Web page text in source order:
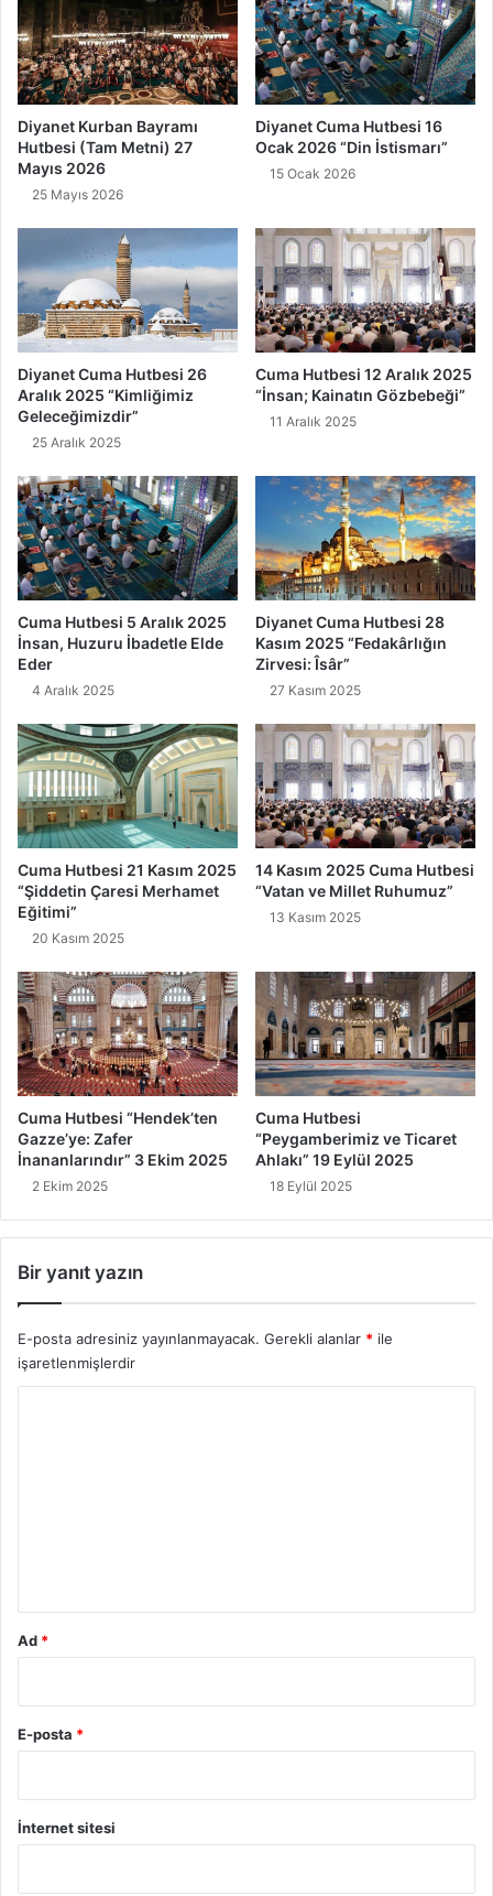
"2
0
2
2
o
n
u
İ
ş
v
e
Ç
a
l
m
a
A
h
l
a
k
ı
Diyanet Kurban Bayramı
Hutbesi (Tam Metni) 27
Mayıs 2026
25 Mayıs 2026
Diyanet Cuma Hutbesi 16
Ocak 2026 “Din İstismarı”
15 Ocak 2026
Diyanet Cuma Hutbesi 26
Aralık 2025 “Kimliğimiz
Geleceğimizdir”
25 Aralık 2025
Cuma Hutbesi 12 Aralık 2025
“İnsan; Kainatın Gözbebeği”
11 Aralık 2025
Cuma Hutbesi 5 Aralık 2025
İnsan, Huzuru İbadetle Elde
Eder
4 Aralık 2025
Diyanet Cuma Hutbesi 28
Kasım 2025 “Fedakârlığın
Zirvesi: Îsâr”
27 Kasım 2025
Cuma Hutbesi 21 Kasım 2025
“Şiddetin Çaresi Merhamet
Eğitimi”
20 Kasım 2025
14 Kasım 2025 Cuma Hutbesi
“Vatan ve Millet Ruhumuz”
13 Kasım 2025
Cuma Hutbesi “Hendek’ten
Gazze’ye: Zafer
İnananlarındır” 3 Ekim 2025
2 Ekim 2025
Cuma Hutbesi
“Peygamberimiz ve Ticaret
Ahlakı” 19 Eylül 2025
18 Eylül 2025
Bir yanıt yazın
E-posta adresiniz yayınlanmayacak. Gerekli alanlar * ile
işaretlenmişlerdir
Ad *
E-posta *
İnternet sitesi